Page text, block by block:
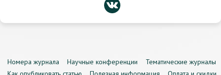
Номера журнала Научные конференции
Тематические журналы